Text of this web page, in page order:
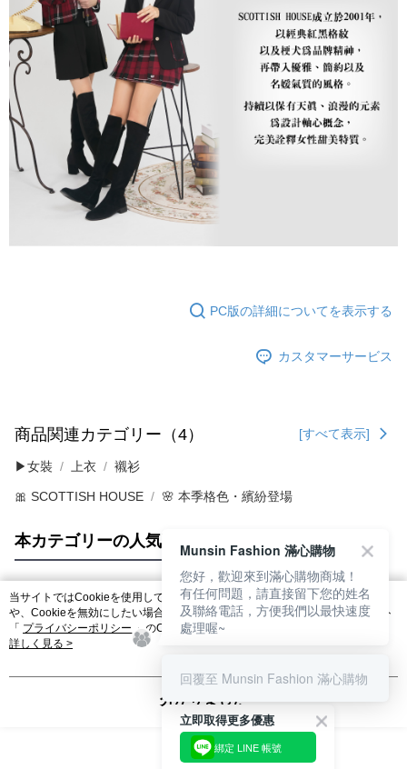
PC版の詳細についてを表示する
カスタマーサービス
商品関連カテゴリー（4） [すべて表示]
▶女裝 上衣 襯衫
🎀 SCOTTISH HOUSE 🌸 本季格色・繽紛登場
本カテゴリーの人気商品 サイト全体のランキング
人気タグ
当サイトではCookieを使用しています。当サイトのCookie使用に関する詳細
や、Cookieを無効にしたい場合のブラウザでの設定方法については、当サイト
「 プライバシーポリシー 」のCookieポリシーをご参照ください。お客さま
が、当サイトを引き続き使用される場合、当社がサイト利用規約のCookieポリ
詳しく見る >
分かりました
立即取得更多優惠
綁定 LINE 帳號
Munsin Fashion 滿心購物
您好，歡迎來到滿心購物商城！
有任何問題，請直接留下您的姓名
及聯絡電話，方便我們以最快速度
處理喔~
回覆至 Munsin Fashion 滿心購物